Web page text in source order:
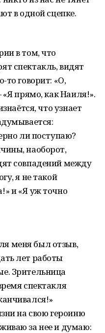
в одной сцепке.
в том, что
спектакль, видят
то говорит: «О,
прямо, как Наиля!».
что узнает
ли поступаю?
наоборот,
совпадений между
я не такой
и «Я уж точно
меня был отзыв,
лет работы
Зрительница
спектакля
на свою героиню
за нее и думаю: